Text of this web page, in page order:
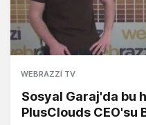
WEBRAZZI TV
Sosyal Garaj'da bu
PlusClouds CEO'su